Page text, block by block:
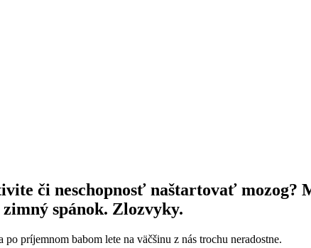
či neschopnosť naštartovať mozog?
spánok. Zlozvyky.
po príjemnom babom lete na väčšinu z nás trochu neradostne.